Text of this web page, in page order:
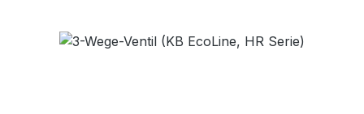
Bildergalerie überspringen